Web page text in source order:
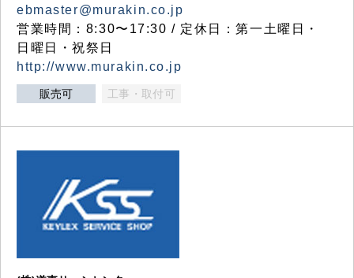
ebmaster@murakin.co.jp
営業時間：8:30〜17:30 / 定休日：第一土曜日・
日曜日・祝祭日
http://www.murakin.co.jp
販売可 工事・取付可